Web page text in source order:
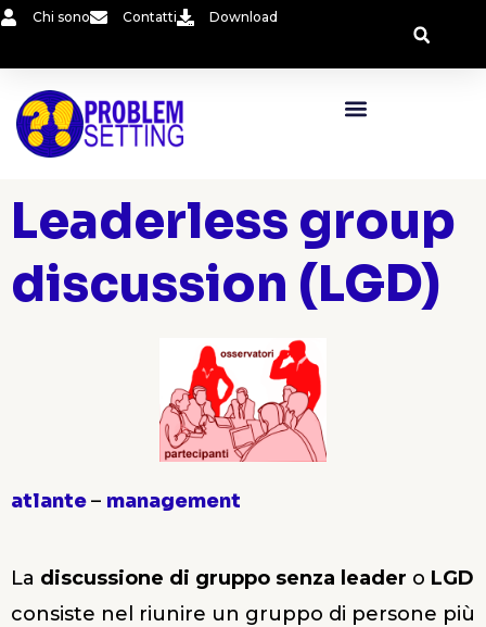
Vai
contenuto
Chi sono Contatti Download
Leaderless group
discussion (LGD)
atlante– management
La discussione di gruppo senza leader o LGD
consiste nel riunire un gruppo di persone più